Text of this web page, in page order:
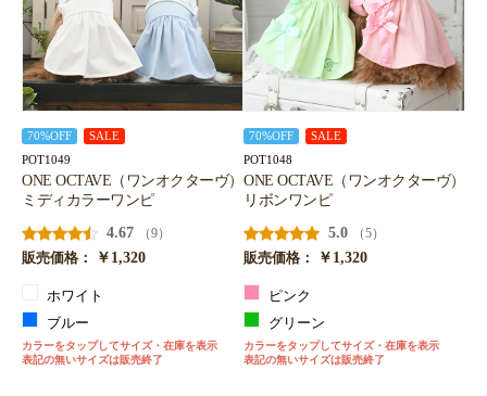
70%OFF SALE
POT1049
ONE OCTAVE（ワンオクターヴ）
ミディカラーワンピ
4.67
（9）
販売価格：
￥1,320
ホワイト
ブルー
カラーをタップしてサイズ・在庫を表示
表記の無いサイズは販売終了
70%OFF SALE
POT1048
ONE OCTAVE（ワンオクターヴ）
リボンワンピ
5.0
（5）
販売価格：
￥1,320
ピンク
グリーン
カラーをタップしてサイズ・在庫を表示
表記の無いサイズは販売終了